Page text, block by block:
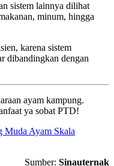
sistem lainnya dilihat
minum, hingga
karena sistem
dibandingkan dengan
ayam kampung.
ya sobat PTD!
Muda Ayam Skala
Sumber: Sinauternak